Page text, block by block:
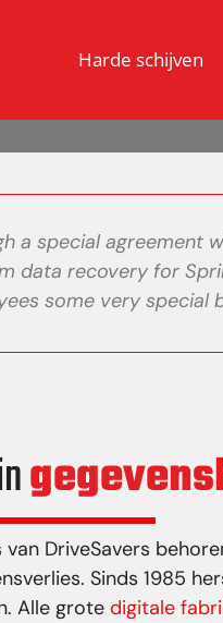
Harde schijven
a special agreement
data recovery for
some very special
van DriveSavers
Sinds 1985
Alle grote digitale